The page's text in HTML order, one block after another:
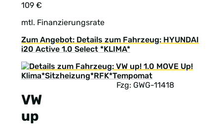
109 €
mtl. Finanzierungsrate
Zum Angebot: Details zum Fahrzeug: HYUNDAI
i20 Active 1.0 Select *KLIMA*
VW
up
Fzg: GWG-11418